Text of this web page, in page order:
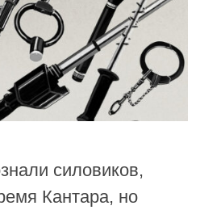
силовиков,
Кантара, но